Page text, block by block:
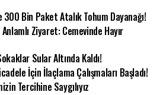
300 Bin Paket Atalık Tohum Dayanağı!
Ziyaret: Cemevinde Hayır
Sular Altında Kaldı!
İçin İlaçlama Çalışmaları Başladı!
Tercihine Saygılıyız